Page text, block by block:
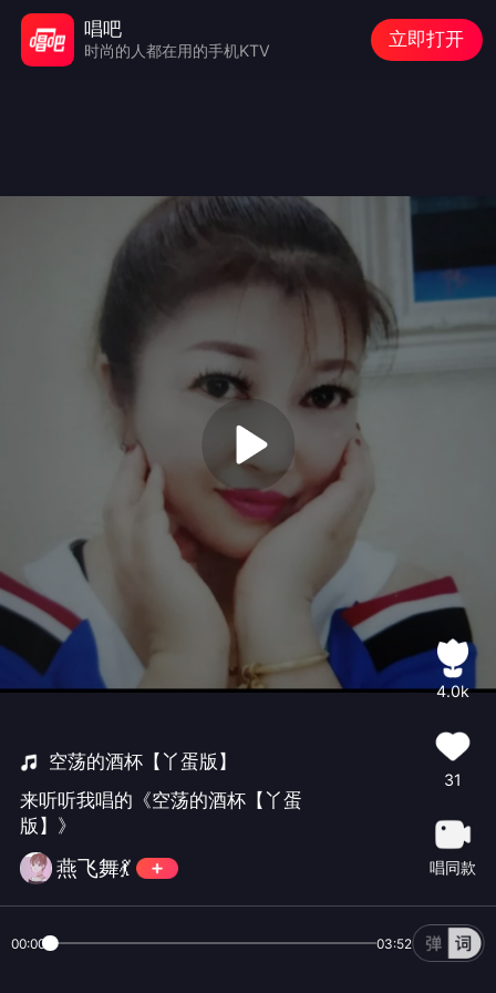
空荡的酒杯【丫蛋版】
来听听我唱的《空荡的酒杯【丫蛋
版】》
燕飞舞💃
4.0k
31
唱同款
00:00 03:52
唱吧
时尚的人都在用的手机KTV
立即打开